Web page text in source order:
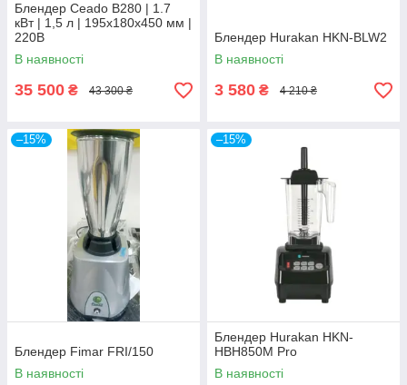
Блендер Ceado B280 | 1.7
кВт | 1,5 л | 195x180x450 мм |
220В
В наявності
35 500 ₴ 43 300 ₴
Блендер Hurakan HKN-BLW2
В наявності
3 580 ₴ 4 210 ₴
–15%
Блендер Fimar FRI/150
В наявності
–15%
Блендер Hurakan HKN-
HBH850M Pro
В наявності